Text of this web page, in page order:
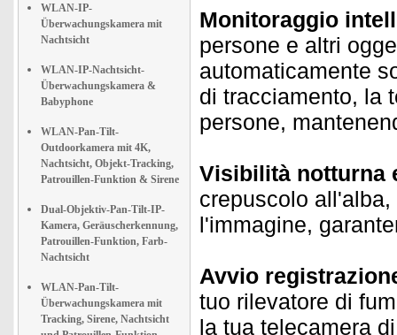
WLAN-IP-
Überwachungskamera mit
Nachtsicht
WLAN-IP-Nachtsicht-
Überwachungskamera &
Babyphone
WLAN-Pan-Tilt-
Outdoorkamera mit 4K,
Nachtsicht, Objekt-Tracking,
Patrouillen-Funktion & Sirene
Dual-Objektiv-Pan-Tilt-IP-
Kamera, Geräuscherkennung,
Patrouillen-Funktion, Farb-
Nachtsicht
WLAN-Pan-Tilt-
Überwachungskamera mit
Tracking, Sirene, Nachtsicht
Monitoraggio
persone e altri
automaticamente
di tracciamento, la
persone,
Visibilità notturna
crepuscolo
l'immagine,
Avvio
tuo rilevatore di
la tua telecamera